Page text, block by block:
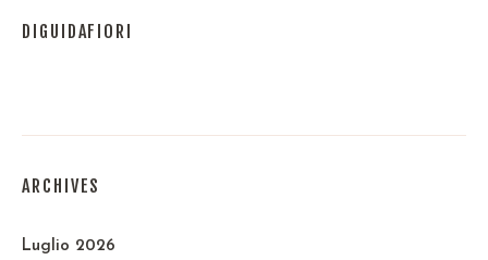
DIGUIDAFIORI
ARCHIVES
Luglio 2026